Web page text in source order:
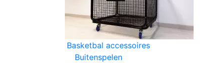
Basketbal accessoires
Buitenspelen